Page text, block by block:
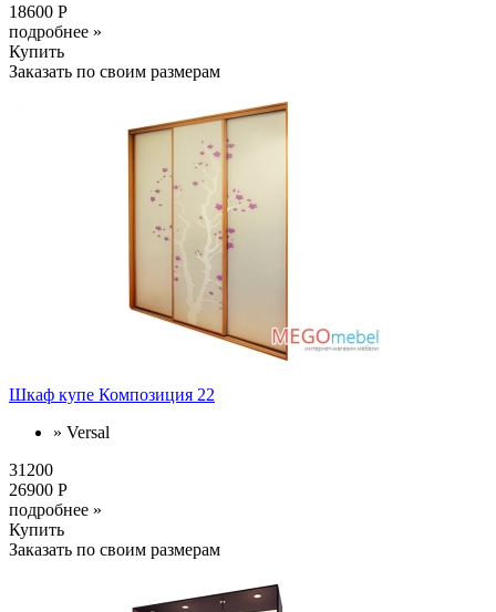
18600 Р
подробнее »
Купить
Заказать по своим размерам
Шкаф купе Композиция 22
» Versal
31200
26900 Р
подробнее »
Купить
Заказать по своим размерам